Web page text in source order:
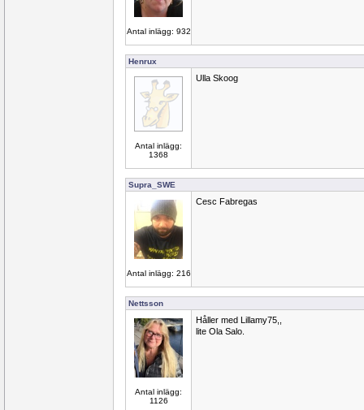
Antal inlägg: 932
Henrux
Antal inlägg:
1368
Ulla Skoog
Supra_SWE
Antal inlägg: 216
Cesc Fabregas
Nettsson
Antal inlägg:
1126
Håller med Lillamy75,,
lite Ola Salo.